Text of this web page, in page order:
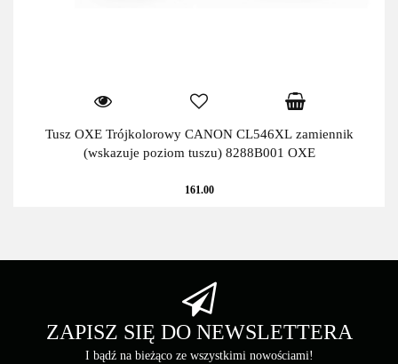
Tusz OXE Trójkolorowy CANON CL546XL zamiennik
(wskazuje poziom tuszu) 8288B001 OXE
161.00
ZAPISZ SIĘ DO NEWSLETTERA
I bądź na bieżąco ze wszystkimi nowościami!